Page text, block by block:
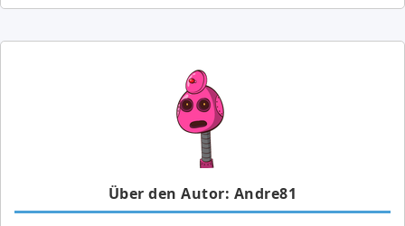
Über den Autor: Andre81